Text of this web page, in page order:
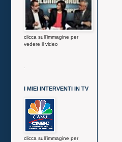
clicca sull'immagine per
vedere il video
I MIEI INTERVENTI IN TV
clicca sull'immagine per